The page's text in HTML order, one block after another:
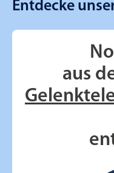
Entdecke
aus